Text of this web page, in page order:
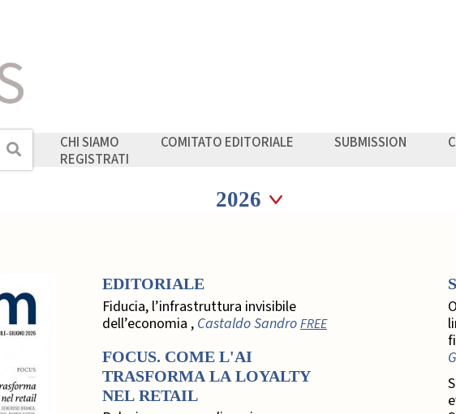
Cerca CHI SIAMO COMITATO EDITORIALE SUBMISSION
REGISTRATI
Seleziona annoSeleziona anno
EDITORIALE
Fiducia, l’infrastruttura invisibile
dell’economia , Castaldo SandroFREE
FOCUS. COME L'AI
TRASFORMA LA LOYALTY
NEL RETAIL